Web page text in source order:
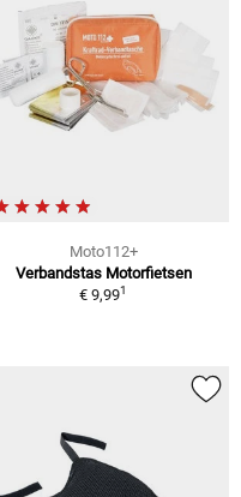
Moto112+
Verbandstas Motorfietsen
€ 9,991